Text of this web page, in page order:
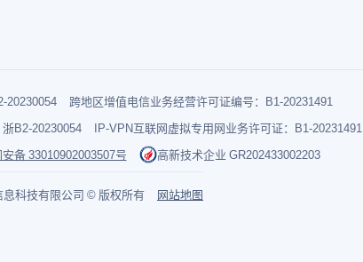
20230054
跨地区增值电信业务经营许可证编号：B1-20231491
B2-20230054
IP-VPN互联网虚拟专用网业务许可证：B1-20231491
备 33010902003507号 高新技术企业 GR202433002203
息科技有限公司 © 版权所有 网站地图